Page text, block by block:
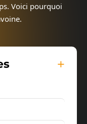
Voici pourquoi